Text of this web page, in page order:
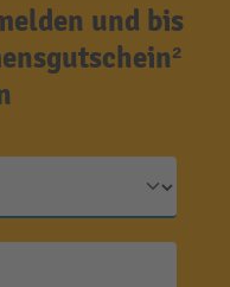
und bis